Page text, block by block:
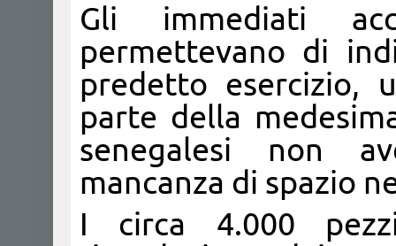
Gli immediati
permettevano di
predetto esercizio,
parte della
senegalesi non
mancanza di spazio
I circa 4.000